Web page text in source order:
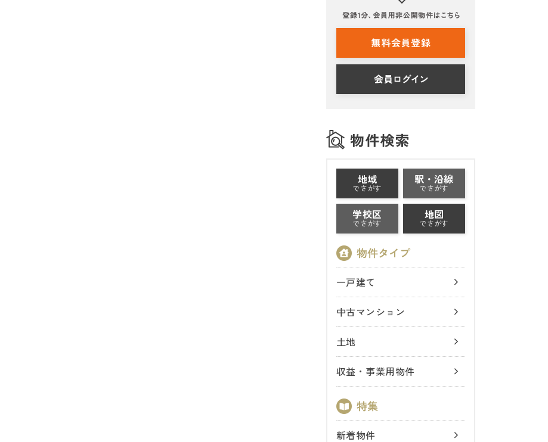
地域
でさがす
駅・沿線
でさがす
学校区
でさがす
地図
でさがす
一戸建て
中古マンション
土地
収益・事業用物件
新着物件